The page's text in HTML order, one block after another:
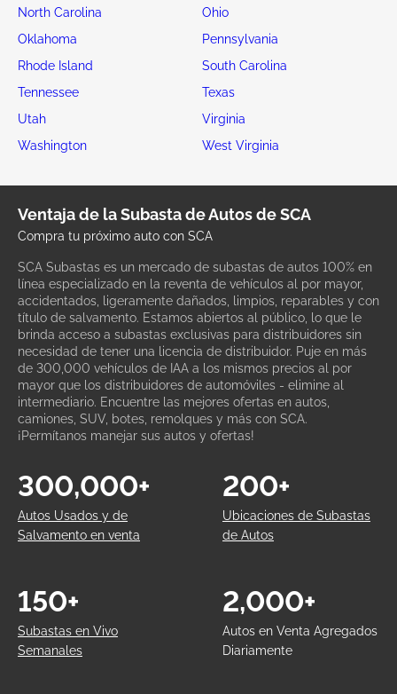
North Carolina
Ohio
Oklahoma
Pennsylvania
Rhode Island
South Carolina
Tennessee
Texas
Utah
Virginia
Washington
West Virginia
Ventaja de la Subasta de Autos de SCA
Compra tu próximo auto con SCA
SCA Subastas es un mercado de subastas de autos 100% en
línea especializado en la reventa de vehículos al por mayor,
accidentados, ligeramente dañados, limpios, reparables y con
título de salvamento. Estamos abiertos al público, lo que le
brinda acceso a subastas exclusivas para distribuidores sin
necesidad de tener una licencia de distribuidor. Puje en más
de 300,000 vehículos de IAA a los mismos precios al por
mayor que los distribuidores de automóviles - elimine al
intermediario. Encuentre las mejores ofertas en autos,
camiones, SUV, botes, remolques y más con SCA.
¡Permítanos manejar sus autos y ofertas!
Autos Usados y de
Salvamento en venta
300,000+
Ubicaciones de Subastas
de Autos
200+
Subastas en Vivo
Semanales
150+
Autos en Venta Agregados
Diariamente
2,000+